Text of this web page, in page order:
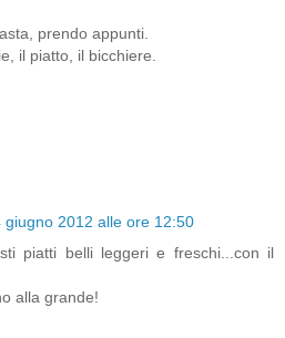
prendo appunti.
il piatto, il bicchiere.
giugno 2012 alle ore 12:50
piatti belli leggeri e freschi...con il
alla grande!